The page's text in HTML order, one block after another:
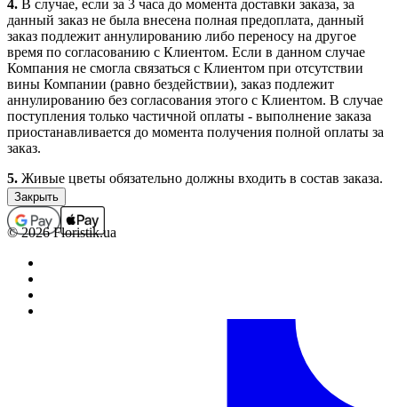
4. В случае, если за 3 часа до момента доставки заказа, за
данный заказ не была внесена полная предоплата, данный
заказ подлежит аннулированию либо переносу на другое
время по согласованию с Клиентом. Если в данном случае
Компания не смогла связаться с Клиентом при отсутствии
вины Компании (равно бездействии), заказ подлежит
аннулированию без согласования этого с Клиентом. В случае
поступления только частичной оплаты - выполнение заказа
приостанавливается до момента получения полной оплаты за
заказ.
5. Живые цветы обязательно должны входить в состав заказа.
Заказы, которые не содержат в своем составе цветочной
продукции (срезанные живые и комнатные цветы), не
принимаются, а ошибочно принятые подлежат
аннулированию (с возвратом средств, если заказ был оплачен).
В отдельных случаях выполнение заказов, которые не
содержат в своем составе цветочной продукции, возможно
только по предварительному согласованию с менеджером.
Полностью оформленным и принятым к выполнению,
© 2026 Floristik.ua